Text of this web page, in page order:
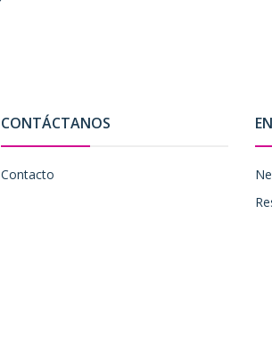
CONTÁCTANOS
Contacto